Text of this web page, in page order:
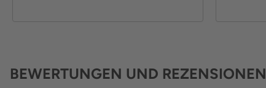
BEWERTUNGEN UND REZENSIONEN